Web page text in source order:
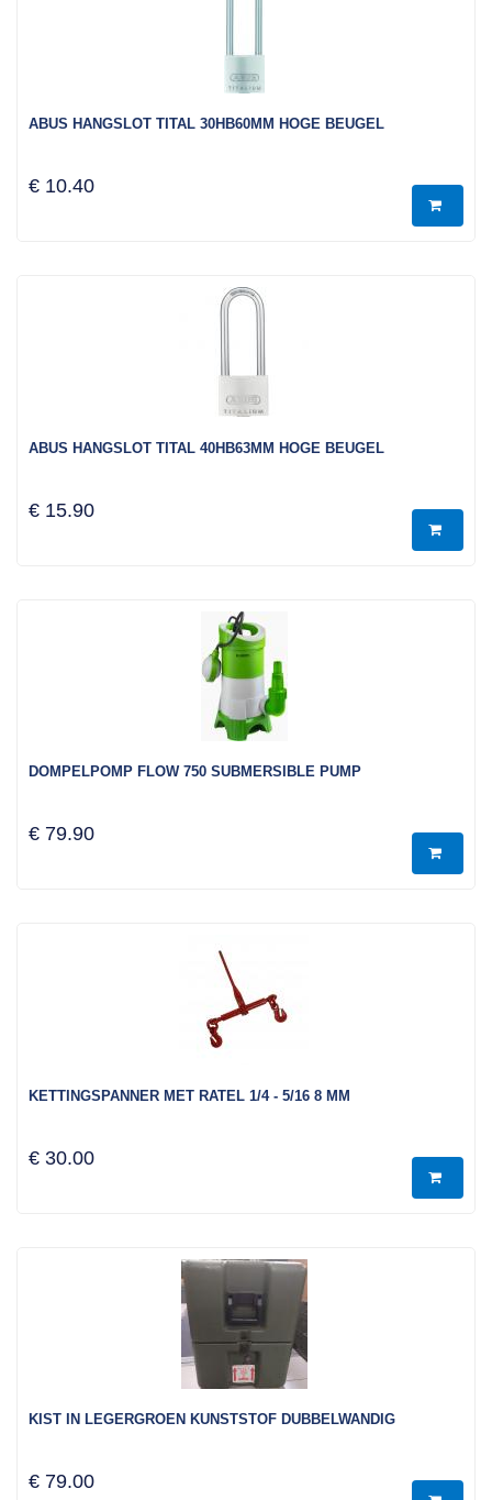
ABUS HANGSLOT TITAL 30HB60MM HOGE BEUGEL
€ 10.40
ABUS HANGSLOT TITAL 40HB63MM HOGE BEUGEL
€ 15.90
DOMPELPOMP FLOW 750 SUBMERSIBLE PUMP
€ 79.90
KETTINGSPANNER MET RATEL 1/4 - 5/16 8 MM
€ 30.00
KIST IN LEGERGROEN KUNSTSTOF DUBBELWANDIG
€ 79.00